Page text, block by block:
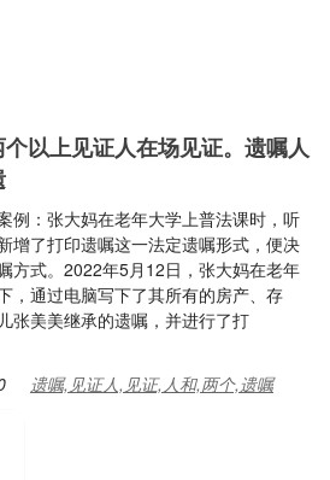
以上见证人在场见证。遗嘱人
例：张大妈在老年大学上普法课时，听
增了打印遗嘱这一法定遗嘱形式，便决
方式。2022年5月12日，张大妈在老年
，通过电脑写下了其所有的房产、存
张美美继承的遗嘱，并进行了打
遗嘱,见证人,见证,人和,两个,遗嘱